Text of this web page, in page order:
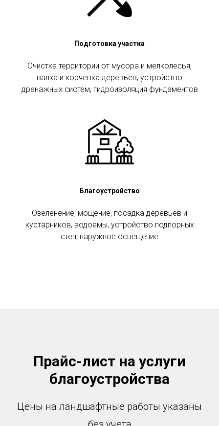
Подготовка участка
Очистка территории от мусора и мелколесья,
валка и корчевка деревьев, устройство
дренажных систем, гидроизоляция фундаментов
Благоустройство
Озеленение, мощение, посадка деревьев и
кустарников, водоемы, устройство подпорных
стен, наружное освещение
Прайс-лист на услуги
благоустройства
Цены на ландшафтные работы указаны